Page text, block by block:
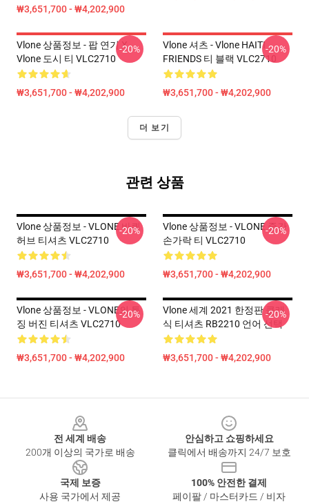
₩3,651,700 - ₩4,202,900
Vlone 상품정보 - 팝 연기 X
Vlone 도시 티 VLC2710
₩3,651,700 - ₩4,202,900
-20%
Vlone 셔츠 - Vlone HAITI
FRIENDS 티 블랙 VLC2710
₩3,651,700 - ₩4,202,900
-20%
더 보기
관련 상품
Vlone 상품정보 - VLONE 바퀴
허브 티셔츠 VLC2710
₩3,651,700 - ₩4,202,900
-20%
Vlone 상품정보 - VLONE 중간
손가락 티 VLC2710
₩3,651,700 - ₩4,202,900
-20%
Vlone 상품정보 - VLONE의 특
징 버진 티셔츠 VLC2710
₩3,651,700 - ₩4,202,900
-20%
Vlone 세계 2021 한정판 클래
식 티셔츠 RB2210 언어 선택
₩3,651,700 - ₩4,202,900
-20%
전 세계 배송
200개 이상의 국가로 배송
안심하고 쇼핑하세요
클릭에서 배송까지 24/7 보호
국제 보증
사용 국가에서 제공
100% 안전한 결제
페이팔 / 마스터카드 / 비자